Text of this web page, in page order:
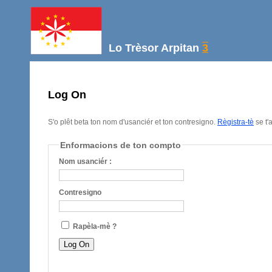
Lo Trèsor Arpitan 3
Log On
S'o plêt beta ton nom d'usanciér et ton contresigno. Règistra-tè se
Enformacions de ton compto
Nom usanciér :
Contresigno
Rapèla-mè ?